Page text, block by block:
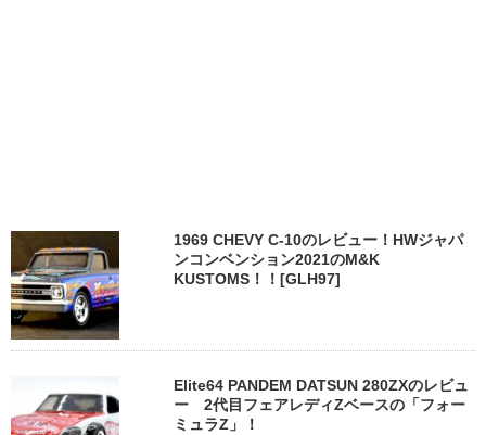
1969 CHEVY C-10のレビュー！HWジャパ
ンコンベンション2021のM&K
KUSTOMS！！[GLH97]
Elite64 PANDEM DATSUN 280ZXのレビュ
ー 2代目フェアレディZベースの「フォー
ミュラZ」！